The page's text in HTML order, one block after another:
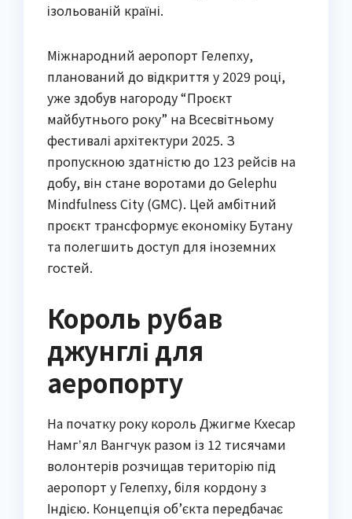
ізольованій країні.
Міжнародний аеропорт Гелепху,
планований до відкриття у 2029 році,
уже здобув нагороду “Проєкт
майбутнього року” на Всесвітньому
фестивалі архітектури 2025. З
пропускною здатністю до 123 рейсів на
добу, він стане воротами до Gelephu
Mindfulness City (GMC). Цей амбітний
проєкт трансформує економіку Бутану
та полегшить доступ для іноземних
гостей.
Король рубав
джунглі для
аеропорту
На початку року король Джигме Кхесар
Намгʼял Вангчук разом із 12 тисячами
волонтерів розчищав територію під
аеропорт у Гелепху, біля кордону з
Індією. Концепція об’єкта передбачає